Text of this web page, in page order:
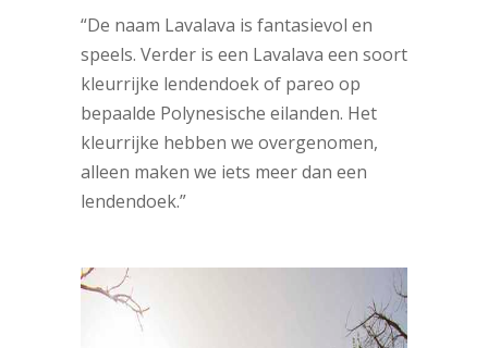
“De naam Lavalava is fantasievol en
speels. Verder is een Lavalava een soort
kleurrijke lendendoek of pareo op
bepaalde Polynesische eilanden. Het
kleurrijke hebben we overgenomen,
alleen maken we iets meer dan een
lendendoek.”